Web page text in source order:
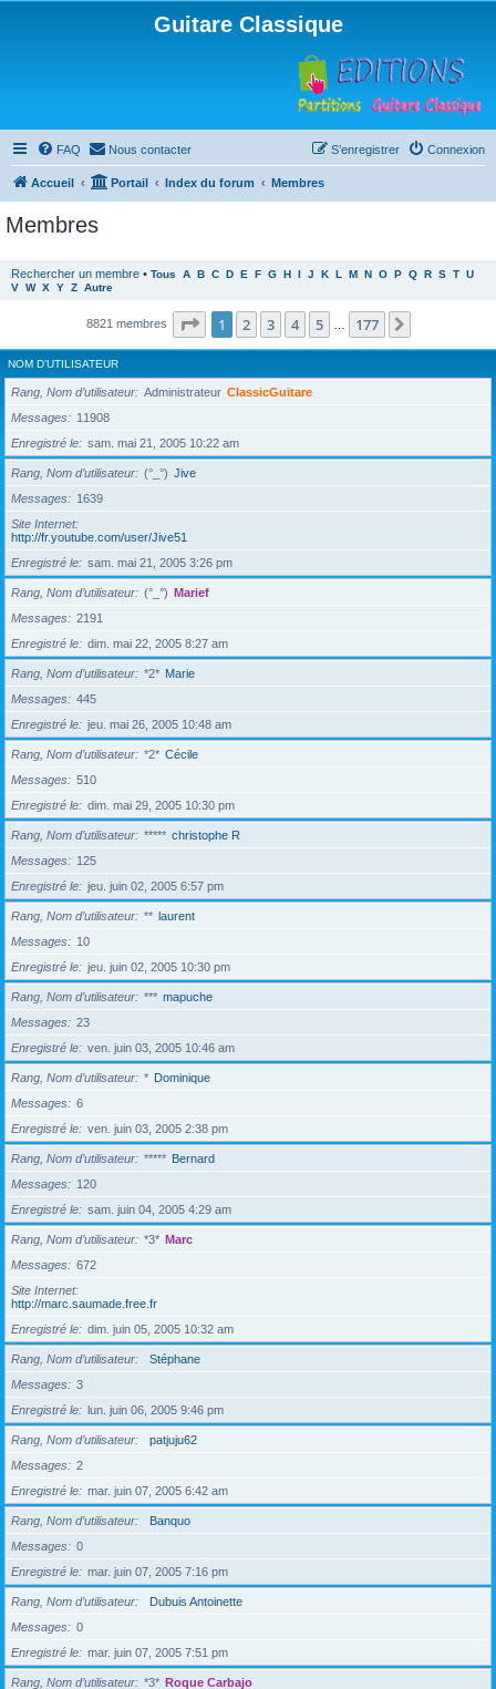
Guitare Classique
FAQ Nous contacter Connexion
S’enregistrer
Accueil Portail Index du forum Membres
Membres
Rechercher un membre • Tous A B C D E F G H I J K L M N O P Q R S T U
V W X Y Z Autre
8821 membres Page 1sur177
1 2 3 4 5 177
NOM D’UTILISATEUR
Rang, Nom d’utilisateur Administrateur ClassicGuitare
Messages
11908
Enregistré le
sam. mai 21, 2005 10:22 am
Rang, Nom d’utilisateur (°_°) Jive
Messages
1639
Site Internet
http://fr.youtube.com/user/Jive51
Enregistré le
sam. mai 21, 2005 3:26 pm
Rang, Nom d’utilisateur (°_°) Marief
Messages
2191
Enregistré le
dim. mai 22, 2005 8:27 am
Rang, Nom d’utilisateur *2* Marie
Messages
445
Enregistré le
jeu. mai 26, 2005 10:48 am
Rang, Nom d’utilisateur *2* Cécile
Messages
510
Enregistré le
dim. mai 29, 2005 10:30 pm
Rang, Nom d’utilisateur ***** christophe R
Messages
125
Enregistré le
jeu. juin 02, 2005 6:57 pm
Rang, Nom d’utilisateur ** laurent
Messages
10
Enregistré le
jeu. juin 02, 2005 10:30 pm
Rang, Nom d’utilisateur *** mapuche
Messages
23
Enregistré le
ven. juin 03, 2005 10:46 am
Rang, Nom d’utilisateur * Dominique
Messages
6
Enregistré le
ven. juin 03, 2005 2:38 pm
Rang, Nom d’utilisateur ***** Bernard
Messages
120
Enregistré le
sam. juin 04, 2005 4:29 am
Rang, Nom d’utilisateur *3* Marc
Messages
672
Site Internet
http://marc.saumade.free.fr
Enregistré le
dim. juin 05, 2005 10:32 am
Rang, Nom d’utilisateur
Stéphane
Messages
3
Enregistré le
lun. juin 06, 2005 9:46 pm
Rang, Nom d’utilisateur
patjuju62
Messages
2
Enregistré le
mar. juin 07, 2005 6:42 am
Rang, Nom d’utilisateur
Banquo
Messages
0
Enregistré le
mar. juin 07, 2005 7:16 pm
Rang, Nom d’utilisateur
Dubuis Antoinette
Messages
0
Enregistré le
mar. juin 07, 2005 7:51 pm
Rang, Nom d’utilisateur *3* Roque Carbajo